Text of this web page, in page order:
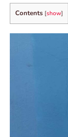
Contents [show]